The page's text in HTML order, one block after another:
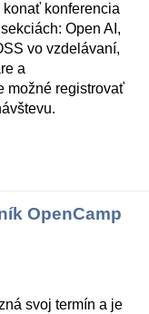
konferencia
Open AI,
vo vzdelávaní,
a
možné registrovať
OpenCamp
svoj termín a je